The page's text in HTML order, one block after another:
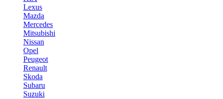
Lexus
Mazda
Mercedes
Mitsubishi
Nissan
Opel
Peugeot
Renault
Skoda
Subaru
Suzuki